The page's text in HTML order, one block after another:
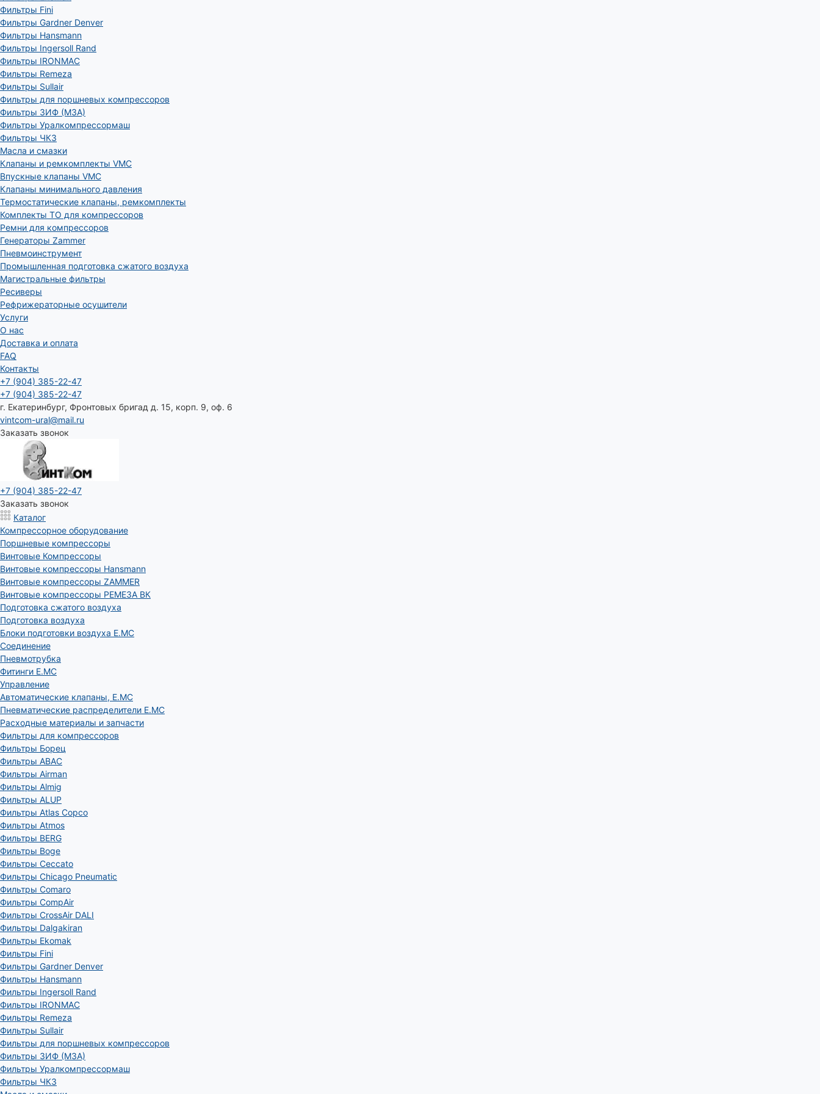
Фильтры Fini
Фильтры Gardner Denver
Фильтры Hansmann
Фильтры Ingersoll Rand
Фильтры IRONMAC
Фильтры Remeza
Фильтры Sullair
Фильтры для поршневых компрессоров
Фильтры ЗИФ (МЗА)
Фильтры Уралкомпрессормаш
Фильтры ЧКЗ
Масла и смазки
Клапаны и ремкомплекты VMC
Впускные клапаны VMC
Клапаны минимального давления
Термостатические клапаны, ремкомплекты
Комплекты ТО для компрессоров
Ремни для компрессоров
Генераторы Zammer
Пневмоинструмент
Промышленная подготовка сжатого воздуха
Магистральные фильтры
Ресиверы
Рефрижераторные осушители
Услуги
О нас
Доставка и оплата
FAQ
Контакты
+7 (904) 385-22-47
+7 (904) 385-22-47
г. Екатеринбург, Фронтовых бригад д. 15, корп. 9, оф. 6
vintcom-ural@mail.ru
Заказать звонок
+7 (904) 385-22-47
Заказать звонок
Каталог
Компрессорное оборудование
Поршневые компрессоры
Винтовые Компрессоры
Винтовые компрессоры Hansmann
Винтовые компрессоры ZAMMER
Винтовые компрессоры РЕМЕЗА ВК
Подготовка сжатого воздуха
Подготовка воздуха
Блоки подготовки воздуха E.MC
Соединение
Пневмотрубка
Фитинги E.MC
Управление
Автоматические клапаны, Е.МС
Пневматические распределители E.MC
Расходные материалы и запчасти
Фильтры для компрессоров
Фильтры Борец
Фильтры ABAC
Фильтры Airman
Фильтры Almig
Фильтры ALUP
Фильтры Atlas Copco
Фильтры Atmos
Фильтры BERG
Фильтры Boge
Фильтры Ceccato
Фильтры Chicago Pneumatic
Фильтры Comaro
Фильтры CompAir
Фильтры CrossAir DALI
Фильтры Dalgakiran
Фильтры Ekomak
Фильтры Fini
Фильтры Gardner Denver
Фильтры Hansmann
Фильтры Ingersoll Rand
Фильтры IRONMAC
Фильтры Remeza
Фильтры Sullair
Фильтры для поршневых компрессоров
Фильтры ЗИФ (МЗА)
Фильтры Уралкомпрессормаш
Фильтры ЧКЗ